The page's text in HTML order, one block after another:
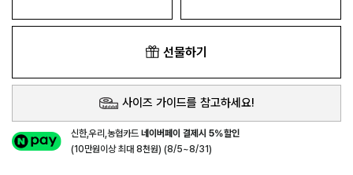
선물하기
사이즈 가이드를 참고하세요!
신한,우리,농협카드네이버페이 결제시 5%할인
(10만원이상 최대 8천원) (8/5~8/31)